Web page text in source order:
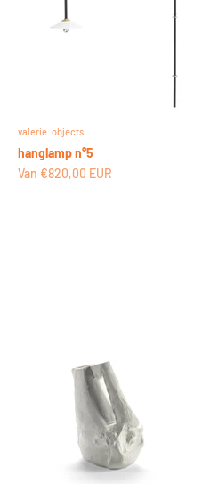
valerie_objects
hanglamp n°5
Aanbiedingsprijs
Van €820,00 EUR